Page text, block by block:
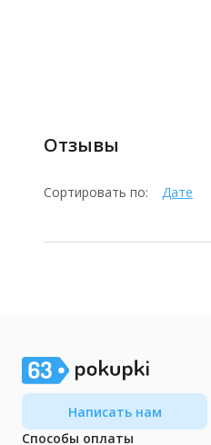
Отзывы
Сортировать по: Дате
Написать нам
Способы оплаты